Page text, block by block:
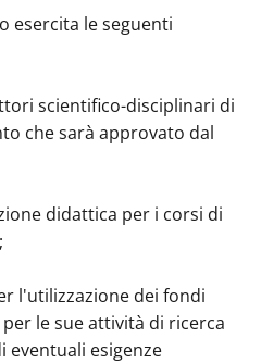
esercita le seguenti
scientifico-disciplinari di
che sarà approvato dal
didattica per i corsi di
l'utilizzazione dei fondi
le sue attività di ricerca
eventuali esigenze